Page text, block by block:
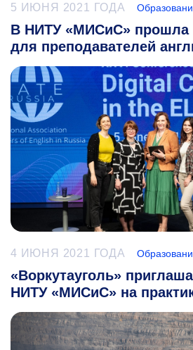
5 ИЮНЯ 2021 ГОДА
В НИТУ «МИСиС» прошла
для преподавателей
4 ИЮНЯ 2021 ГОДА
«Воркутауголь»
НИТУ «МИСиС» на